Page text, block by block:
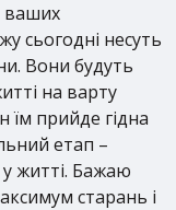
ваших
сьогодні несуть
Вони будуть
на варту
їм прийде гідна
етап –
у житті. Бажаю
старань і